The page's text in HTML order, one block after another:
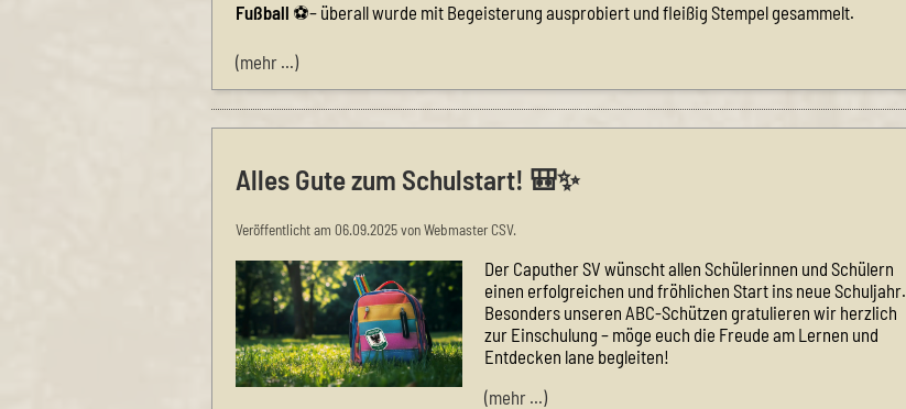
Fußball ⚽– überall wurde mit Begeisterung ausprobiert und fleißig Stempel gesammelt.
(mehr …)
Alles Gute zum Schulstart! 🎒✨
Veröffentlicht am 06.09.2025 von Webmaster CSV.
Der Caputher SV wünscht allen Schülerinnen und Schülern
einen erfolgreichen und fröhlichen Start ins neue Schuljahr.
Besonders unseren ABC-Schützen gratulieren wir herzlich
zur Einschulung – möge euch die Freude am Lernen und
Entdecken lane begleiten!
(mehr …)